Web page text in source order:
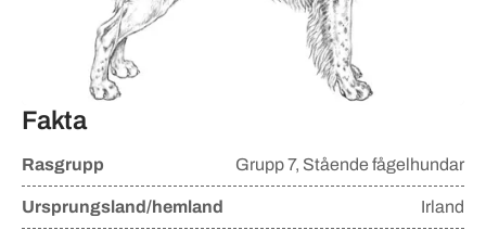
Fakta
Rasgrupp Grupp7, Stående fågelhundar
Ursprungsland/hemland Irland